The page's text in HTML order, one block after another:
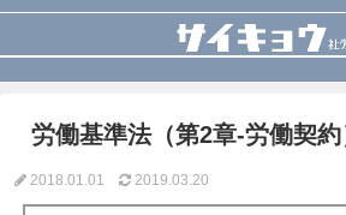
労働基準法（第2章-労働契
2018.01.01 2019.03.20